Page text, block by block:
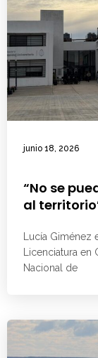
junio 18, 2026
“No se
al
Lucía
Licenciatura
Nacional de